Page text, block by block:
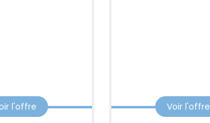
l'offre Voir l'offre